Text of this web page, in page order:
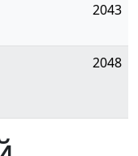
2043
2048